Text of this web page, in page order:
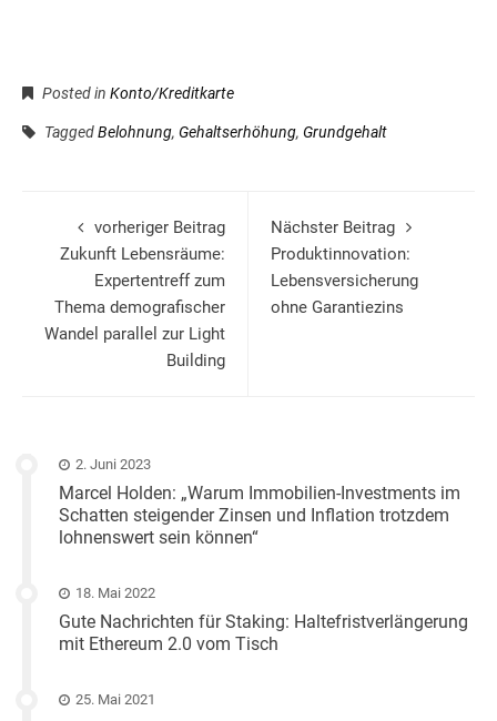
Posted in Konto/Kreditkarte
TaggedBelohnung, Gehaltserhöhung, Grundgehalt
vorheriger Beitrag
Zukunft Lebensräume:
Expertentreff zum
Thema demografischer
Wandel parallel zur Light
Building
Nächster Beitrag
Produktinnovation:
Lebensversicherung
ohne Garantiezins
2. Juni 2023
Marcel Holden: „Warum Immobilien-Investments im
Schatten steigender Zinsen und Inflation trotzdem
lohnenswert sein können“
18. Mai 2022
Gute Nachrichten für Staking: Haltefristverlängerung
mit Ethereum 2.0 vom Tisch
25. Mai 2021